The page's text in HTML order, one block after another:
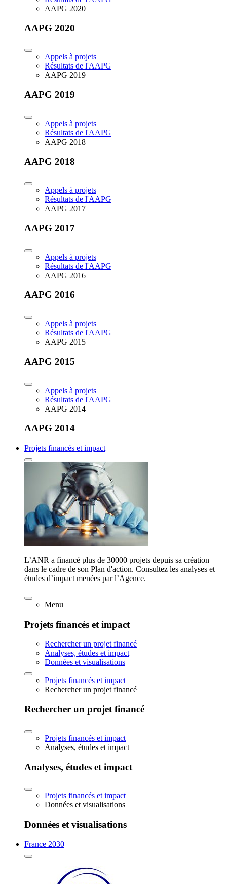
AAPG 2020
AAPG 2020
Appels à projets
Résultats de l'AAPG
AAPG 2019
AAPG 2019
Appels à projets
Résultats de l'AAPG
AAPG 2018
AAPG 2018
Appels à projets
Résultats de l'AAPG
AAPG 2017
AAPG 2017
Appels à projets
Résultats de l'AAPG
AAPG 2016
AAPG 2016
Appels à projets
Résultats de l'AAPG
AAPG 2015
AAPG 2015
Appels à projets
Résultats de l'AAPG
AAPG 2014
AAPG 2014
Projets financés et impact
L’ANR a financé plus de 30000 projets depuis sa création
dans le cadre de son Plan d'action. Consultez les analyses et
études d’impact menées par l’Agence.
Menu
Projets financés et impact
Rechercher un projet financé
Analyses, études et impact
Données et visualisations
Projets financés et impact
Rechercher un projet financé
Rechercher un projet financé
Projets financés et impact
Analyses, études et impact
Analyses, études et impact
Projets financés et impact
Données et visualisations
Données et visualisations
France 2030